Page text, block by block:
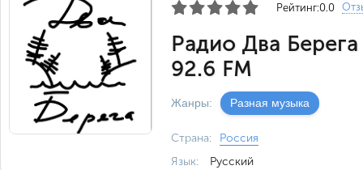
Рейтинг:0.0
Радио Два
92.6 FM
Жанры: Разная музыка
Страна:
Россия
Язык:
Русский